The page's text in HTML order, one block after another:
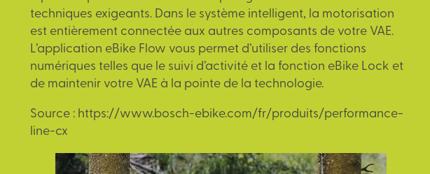
techniques exigeants. Dans le système intelligent, la motorisation
est entièrement connectée aux autres composants de votre VAE.
L’application eBike Flow vous permet d’utiliser des fonctions
numériques telles que le suivi d’activité et la fonction eBike Lock et
de maintenir votre VAE à la pointe de la technologie.
Source : https://www.bosch-ebike.com/fr/produits/performance-
line-cx